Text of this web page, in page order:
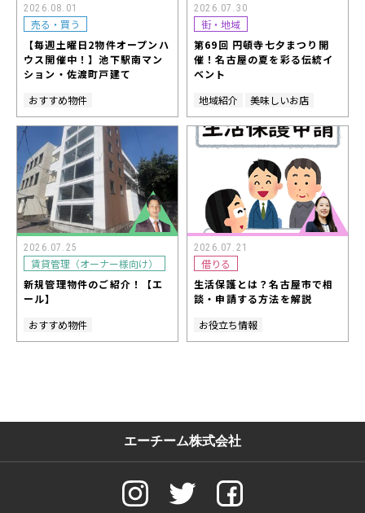
2026.08.01
売る・買う
【毎週土曜日2物件オープンハ
ウス開催中！】池下駅南マン
ション・佐渡町戸建て
おすすめ物件
2026.07.30
街・地域
第69回 円頓寺七夕まつり開
催！名古屋の夏を彩る伝統イ
ベント
地域紹介
美味しいお店
2026.07.25
賃貸管理（オーナー様向け）
新規管理物件のご紹介！【エ
ール】
おすすめ物件
2026.07.21
借りる
生活保護とは？名古屋市で相
談・申請する方法を解説
お役立ち情報
エーチーム株式会社